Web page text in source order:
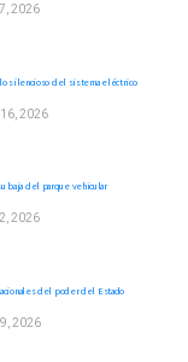
2026
silencioso del sistema eléctrico
2026
baja del parque vehicular
2026
del poder del Estado
2026